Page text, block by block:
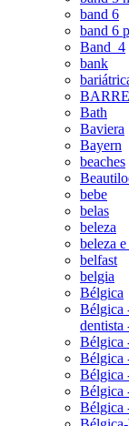
band 6
band 6
Band_4
bank
Bath
Baviera
Bayern
beaches
bebe
belas
beleza
beleza
belfast
belgia
Bélgica
Bélgica
dentista
Bélgica
Bélgica
Bélgica
Bélgica
Bélgica